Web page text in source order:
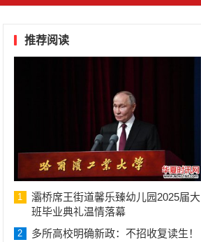
推荐阅读
1
灞桥席王街道馨乐臻幼儿园2025届大
班毕业典礼温情落幕
2 多所高校明确新政：不招收复读生！